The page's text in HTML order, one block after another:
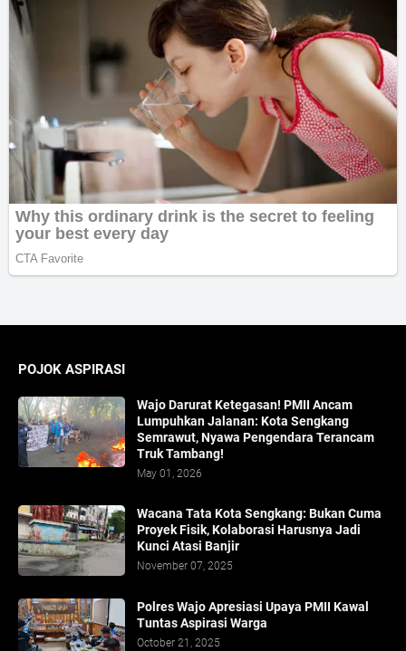
POJOK ASPIRASI
Wajo Darurat Ketegasan! PMII Ancam
Lumpuhkan Jalanan: Kota Sengkang
Semrawut, Nyawa Pengendara Terancam
Truk Tambang!
May 01, 2026
​Wacana Tata Kota Sengkang: Bukan Cuma
Proyek Fisik, Kolaborasi Harusnya Jadi
Kunci Atasi Banjir
November 07, 2025
Polres Wajo Apresiasi Upaya PMII Kawal
Tuntas Aspirasi Warga
October 21, 2025